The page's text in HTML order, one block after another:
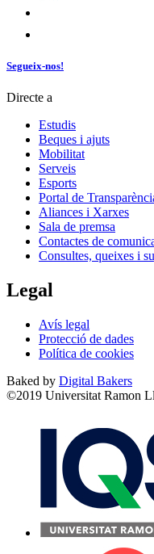
Segueix-nos!
Directe a
Estudis
Beques i ajuts
Mobilitat
Serveis
Esports
Portal de
Aliances i Xarxes
Sala de premsa
Contactes de
Consultes, queixes i
Legal
Avís legal
Protecció de dades
Política de cookies
Baked by Digital Bakers
©2019 Universitat Ramon